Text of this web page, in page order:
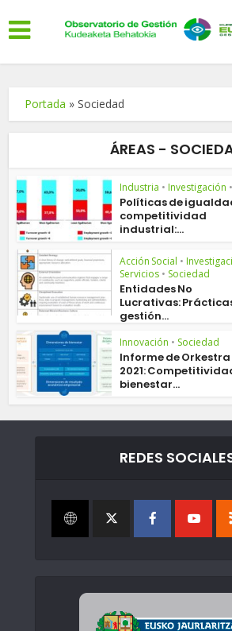
Portada »Sociedad
ÁREAS -
Industria • Investigación •
Políticas de
competitividad
industrial:...
Acción Social •
Servicios • Sociedad
Entidades No
Lucrativas:
gestión...
Innovación • Sociedad
Informe de Orkestra
2021:
bienestar...
REDES